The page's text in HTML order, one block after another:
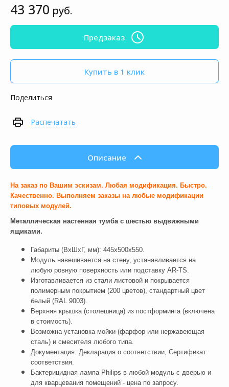
43 370 руб.
Предзаказ
Купить в 1 клик
Поделиться
Распечатать
Описание
На заказ по Вашим эскизам. Любая модификация. Быстро.
Качественно. Выполняем заказы на любые модификации
типовых модулей.
Металлическая настенная тумба с шестью выдвижными
ящиками.
Габариты (ВхШхГ, мм): 445х500х550.
Mодуль навешивается на стену, устанавливается на
любую ровную поверхность или подставку AR-TS.
Изготавливается из стали листовой и покрывается
полимерным покрытием (200 цветов), стандартный цвет
белый (RAL 9003).
Верхняя крышка (столешница) из постформинга (включена
в стоимость).
Возможна установка мойки (фарфор или нержавеющая
сталь) и смесителя любого типа.
Документация: Декларация о соответствии, Сертификат
соответствия.
Бактерицидная лампа Philips в любой модуль с дверью и
для кварцевания помещений - цена по запросу.